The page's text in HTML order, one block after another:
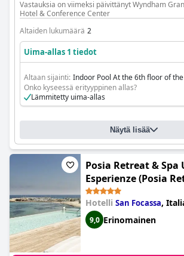
Vastauksia on viimeksi päivittänyt Wyndham
Hotel & Conference Center
Altaiden lukumäärä 2
Uima-allas 1 tiedot
Altaan sijainti: Indoor Pool At the 6th floor of
Onko kyseessä erityyppinen allas?
Lämmitetty uima-allas
Näytä lisää
Posia Retreat & Spa
Esperienze (Posia
UNA esperienze)
Hotelli San Focassa,
9,0 Erinomainen